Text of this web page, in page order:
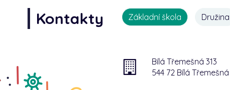
Kontakty Základní škola Družina
Bílá Třemešná 313
544 72 Bílá Třemešná